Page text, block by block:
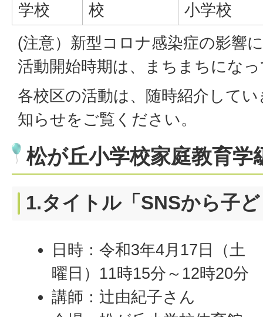
学校
校
小学校
(注意）新型コロナ感染症の影響
活動開始時期は、まちまちにな
各校区の活動は、随時紹介して
知らせをご覧ください。
松が丘小学校家庭教育学
1.タイトル「SNSから子
日時：令和3年4月17日（土
曜日）11時15分～12時20分
講師：辻由紀子さん